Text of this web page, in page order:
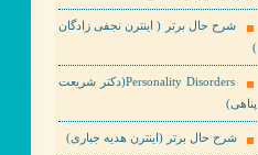
شرح حال برتر ( اینترن نجفی زادگان
)
Personality Disorders(دکتر شریعت
پناهی)
شرح حال برتر (اینترن هدیه جباری)